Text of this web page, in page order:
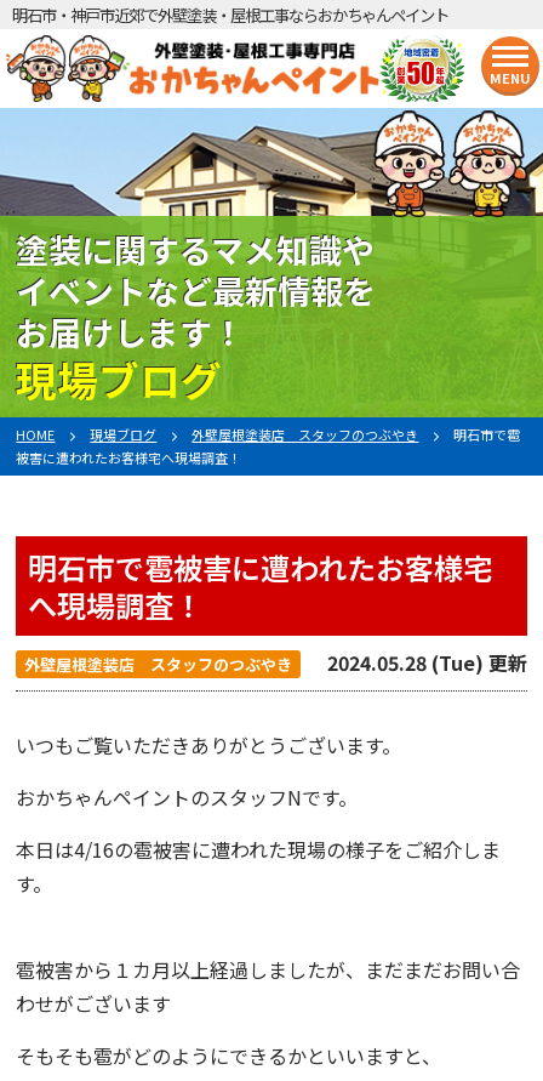
明石市・神戸市近郊で外壁塗装・屋根工事ならおかちゃんペイント
MENU
塗装に関するマメ知識や
イベントなど最新情報を
お届けします！
現場ブログ
HOME 現場ブログ 外壁屋根塗装店 スタッフのつぶやき
明石市で雹
被害に遭われたお客様宅へ現場調査！
明石市で雹被害に遭われたお客様宅
へ現場調査！
外壁屋根塗装店 スタッフのつぶやき 2024.05.28 (Tue) 更新
いつもご覧いただきありがとうございます。
おかちゃんペイントのスタッフNです。
本日は4/16の雹被害に遭われた現場の様子をご紹介しま
す。
雹被害から１カ月以上経過しましたが、 まだまだお問い合
わせがございます
そもそも雹がどのようにできるかといいますと、